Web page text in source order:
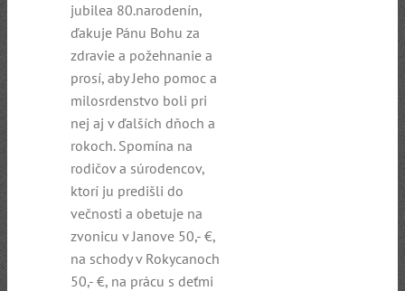
jubilea 80.narodenín,
ďakuje Pánu Bohu za
zdravie a požehnanie a
prosí, aby Jeho pomoc a
milosrdenstvo boli pri
nej aj v ďalších dňoch a
rokoch. Spomína na
rodičov a súrodencov,
ktorí ju predišli do
večnosti a obetuje na
zvonicu v Janove 50,- €,
na schody v Rokycanoch
50,- €, na prácu s deťmi